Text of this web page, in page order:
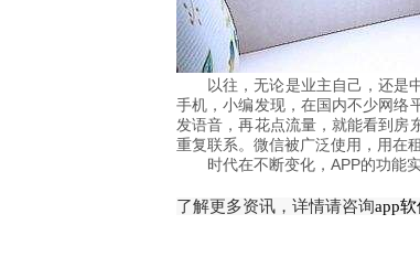
以往，无论是业主自己，还是
手机，小编发现，在国内不少网络
发语音，再花点流量，就能看到房
重复联系。微信被广泛使用，用在
时代在不断变化，APP的功能
了解更多资讯，详情请咨询app